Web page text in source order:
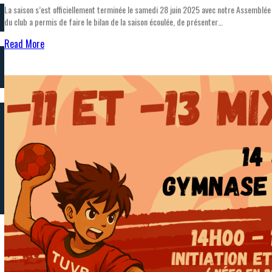
La saison s’est officiellement terminée le samedi 28 juin 2025 avec notre
du club a permis de faire le bilan de la saison écoulée, de présenter…
Read More